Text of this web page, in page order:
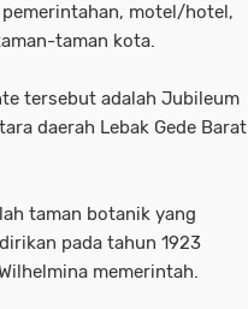
motel/hotel,
taman kota.
tersebut adalah Jubileum
daerah Lebak Gede Barat
taman botanik yang
pada tahun 1923
memerintah.